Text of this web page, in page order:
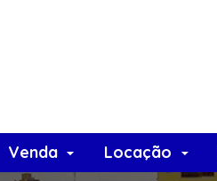
Venda Locação